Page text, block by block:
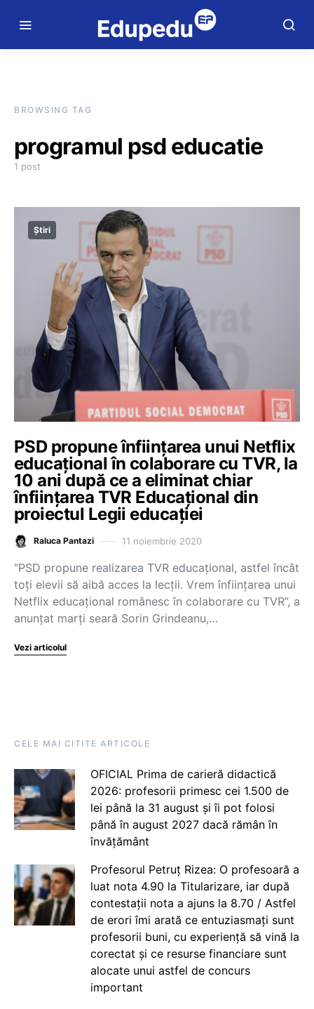
BROWSING TAG
programul psd educatie
1 post
Știri
PSD propune înființarea unui Netflix
educațional în colaborare cu TVR, la
10 ani după ce a eliminat chiar
înființarea TVR Educațional din
proiectul Legii educației
Raluca Pantazi 11 noiembrie 2020
“PSD propune realizarea TVR educațional, astfel încât
toți elevii să aibă acces la lecții. Vrem înființarea unui
Netflix educațional românesc în colaborare cu TVR”, a
anunțat marți seară Sorin Grindeanu,…
Vezi articolul
CELE MAI CITITE ARTICOLE
OFICIAL Prima de carieră didactică
2026: profesorii primesc cei 1.500 de
lei până la 31 august și îi pot folosi
până în august 2027 dacă rămân în
învățământ
Profesorul Petruț Rizea: O profesoară a
luat nota 4.90 la Titularizare, iar după
contestații nota a ajuns la 8.70 / Astfel
de erori îmi arată ce entuziasmați sunt
profesorii buni, cu experiență să vină la
corectat și ce resurse financiare sunt
alocate unui astfel de concurs
important